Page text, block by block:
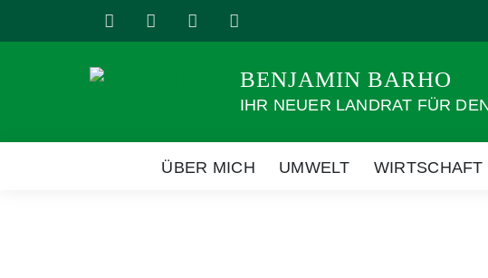
BENJAMIN BARHO
IHR NEUER LANDRAT FÜR
ÜBER MICH UMWELT WIRTSCHAFT